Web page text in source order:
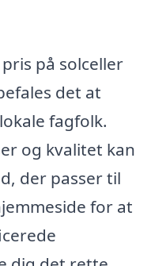
på solceller
det at
fagfolk.
og kvalitet kan
der passer til
for at